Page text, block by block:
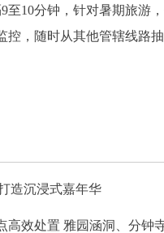
分钟，针对暑期旅游，
控，随时从其他管辖线路
造沉浸式嘉年华
高效处置 雅园涵洞、分钟